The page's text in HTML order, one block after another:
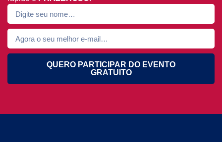
QUERO PARTICIPAR DO EVENTO
GRATUITO